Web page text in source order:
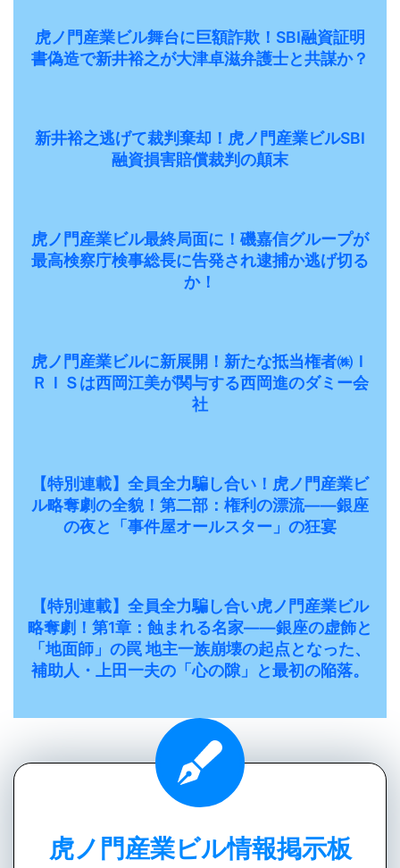
虎ノ門産業ビル舞台に巨額詐欺！SBI融資証明
書偽造で新井裕之が大津卓滋弁護士と共謀か？
新井裕之逃げて裁判棄却！虎ノ門産業ビルSBI
融資損害賠償裁判の顛末
虎ノ門産業ビル最終局面に！磯嘉信グループが
最高検察庁検事総長に告発され逮捕か逃げ切る
か！
虎ノ門産業ビルに新展開！新たな抵当権者㈱Ｉ
ＲＩＳは西岡江美が関与する西岡進のダミー会
社
【特別連載】全員全力騙し合い！虎ノ門産業ビ
ル略奪劇の全貌！第二部：権利の漂流――銀座
の夜と「事件屋オールスター」の狂宴
【特別連載】全員全力騙し合い虎ノ門産業ビル
略奪劇！第1章：蝕まれる名家――銀座の虚飾と
「地面師」の罠 地主一族崩壊の起点となった、
補助人・上田一夫の「心の隙」と最初の陥落。
虎ノ門産業ビル情報掲示板